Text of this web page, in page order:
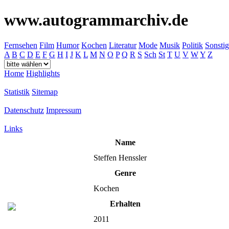
www.autogrammarchiv.de
Fernsehen Film Humor Kochen Literatur Mode Musik Politik
A B C D E F G H I J K L M N O P Q R S Sch St T U V WY Z
Home Highlights
Statistik Sitemap
Datenschutz Impressum
Links
Name
Steffen Henssler
Genre
Kochen
Erhalten
2011